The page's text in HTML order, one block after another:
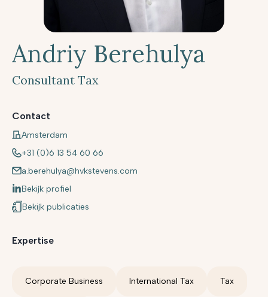
Andriy Berehulya
Consultant Tax
Contact
Amsterdam
+31 (0)6 13 54 60 66
a.berehulya@hvkstevens.com
Bekijk profiel
Bekijk publicaties
Expertise
Corporate Business International Tax Tax